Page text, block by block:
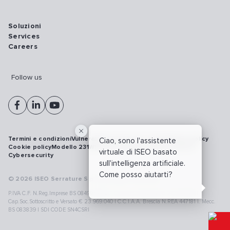
Ciao, sono l'assistente
virtuale di ISEO basato
sull'intelligenza artificiale.
Come posso aiutarti?
Soluzioni
Services
Careers
Follow us
© 2026 ISEO Serrature S.p.A. All right reserved
P.IVA C.F. N.Reg.Imprese BS 08499190018 | Cap.Soc.Deliberato € 24.340.965 |
Cap.Soc.Sottoscritto e Versato € 23.969.040 | C.C.I.A.A. Brescia N.REA 447181 |. Mecc.
BS 083839 | SDI CODE SN4CSRI
Termini e condizioniVulnerability disclosure policyPrivacy policy
Cookie policyModello 231WhistleblowingRichiamo prodotti
Cybersecurity